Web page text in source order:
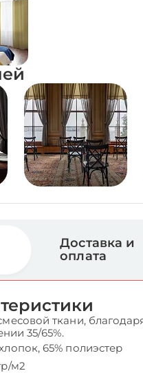
Доставка и
оплата
ткани,
35/65%.
65% полиэстер
м2